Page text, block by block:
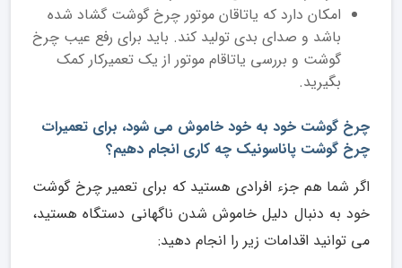
امکان دارد که یاتاقان موتور چرخ گوشت گشاد شده
باشد و صدای بدی تولید کند. باید برای رفع عیب چرخ
گوشت و بررسی یاتاقام موتور از یک تعمیرکار کمک
بگیرید.
چرخ گوشت خود به خود خاموش می شود، برای تعمیرات
چرخ گوشت پاناسونیک چه کاری انجام دهیم؟
اگر شما هم جزء افرادی هستید که برای تعمیر چرخ گوشت
خود به دنبال دلیل خاموش شدن ناگهانی دستگاه هستید،
می توانید اقدامات زیر را انجام دهید: